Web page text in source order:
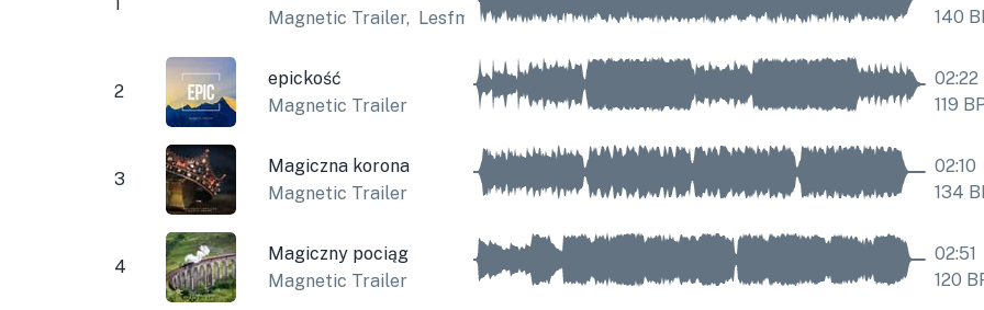
Magnetic Trailer, Lesfm
140
2
epickość
Magnetic Trailer
02:22
119
3
Magiczna korona
Magnetic Trailer
02:10
134
4
Magiczny pociąg
Magnetic Trailer
02:51
120